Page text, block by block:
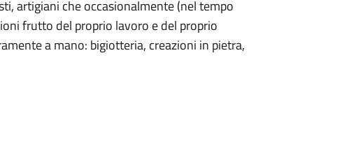
artigiani che occasionalmente (nel tempo
frutto del proprio lavoro e del proprio
a mano: bigiotteria, creazioni in pietra,